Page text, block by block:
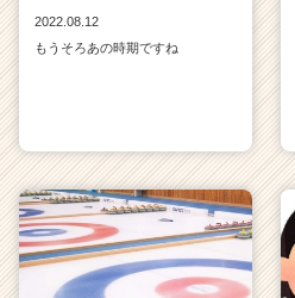
2022.08.12
もうそろあの時期ですね